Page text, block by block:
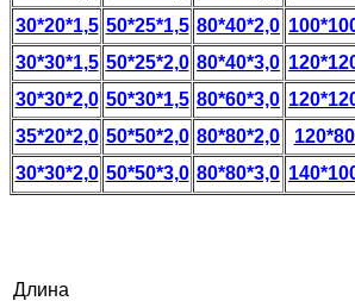
30*20*1,5 50*25*1,5 80*40*2,0
30*30*1,5 50*25*2,0 80*40*3,0
30*30*2,0 50*30*1,5 80*60*3,0
35*20*2,0 50*50*2,0 80*80*2,0
30*30*2,0 50*50*3,0 80*80*3,0
Длина